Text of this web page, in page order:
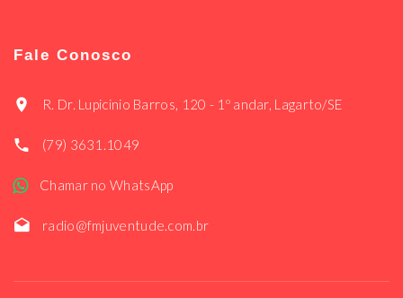
Fale Conosco
R. Dr. Lupicinio Barros, 120 - 1º andar, Lagarto/SE
(79) 3631.1049
Chamar no WhatsApp
radio@fmjuventude.com.br